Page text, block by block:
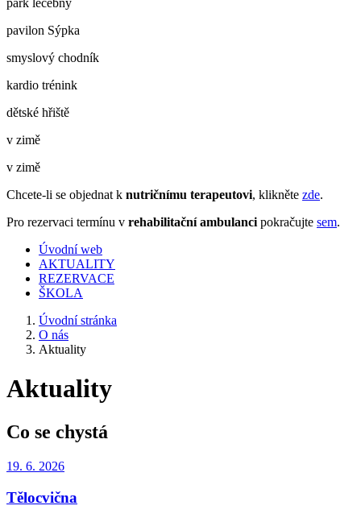
park léčebny
pavilon Sýpka
smyslový chodník
kardio trénink
dětské hřiště
v zimě
v zimě
Chcete-li se objednat k nutričnímu terapeutovi, klikněte zde.
Pro rezervaci termínu v rehabilitační ambulanci pokračujte sem.
Úvodní web
AKTUALITY
REZERVACE
ŠKOLA
Úvodní stránka
O nás
Aktuality
Aktuality
Co se chystá
19. 6. 2026
Tělocvična